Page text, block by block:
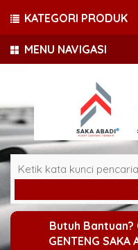
MENU NAVIGASI
Butuh Bantuan?
GENTENG SAKA
KATEGORI PRODUK